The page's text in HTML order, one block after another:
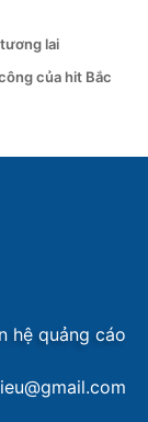
lai
của hit Bắc
hệ quảng cáo